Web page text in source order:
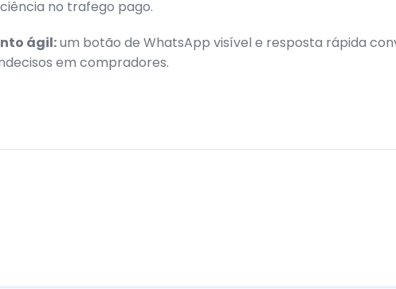
no trafego pago.
ágil:um botão de WhatsApp visível e resposta rápida
em compradores.